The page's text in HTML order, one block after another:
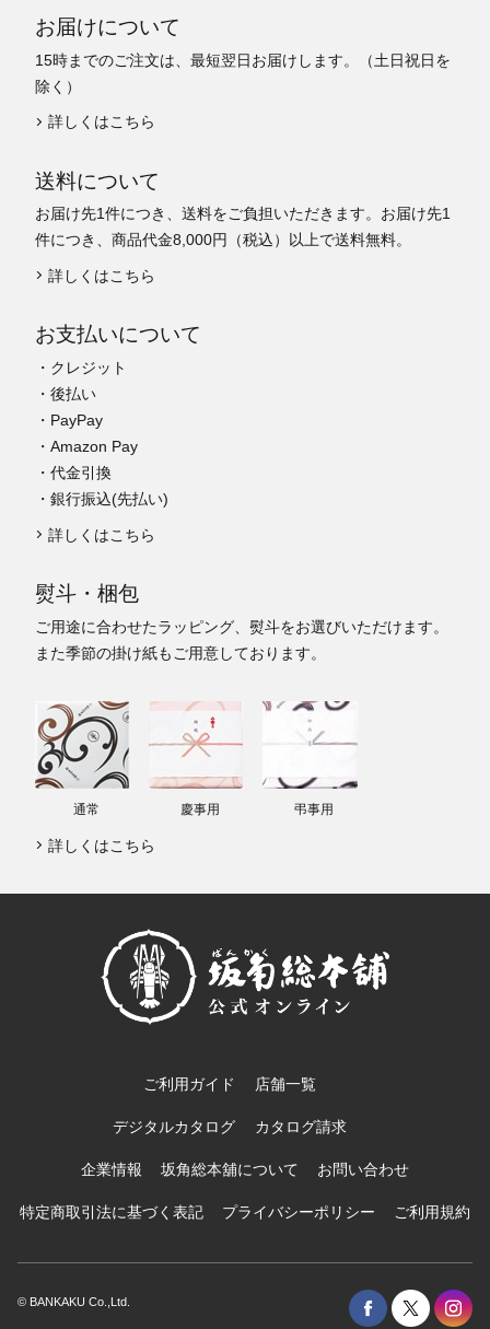
お届けについて
15時までのご注文は、最短翌日お届けします。（土日祝日を
除く）
詳しくはこちら
送料について
お届け先1件につき、送料をご負担いただきます。お届け先1
件につき、商品代金8,000円（税込）以上で送料無料。
詳しくはこちら
お支払いについて
・クレジット
・後払い
・PayPay
・Amazon Pay
・代金引換
・銀行振込(先払い)
詳しくはこちら
熨斗・梱包
ご用途に合わせたラッピング、熨斗をお選びいただけます。
また季節の掛け紙もご用意しております。
通常 慶事用 弔事用
詳しくはこちら
ご利用ガイド 店舗一覧
デジタルカタログ カタログ請求
企業情報 坂角総本舖について お問い合わせ
特定商取引法に基づく表記 プライバシーポリシー ご利用規約
© BANKAKU Co.,Ltd.